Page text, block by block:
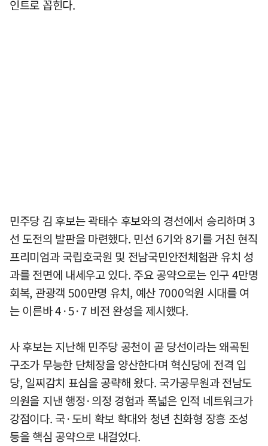
인트로 꼽힌다.
민주당 김 후보는 곽태수 후보와의 경선에서 승리하며 3
선 도전의 발판을 마련했다. 민선 6기와 8기를 거친 현직
프리미엄과 국립호국원 및 전남국민안전체험관 유치 성
과를 전면에 내세우고 있다. 주요 공약으로는 인구 4만명
회복, 관광객 500만명 유치, 예산 7000억원 시대를 여
는 이른바 4·5·7 비전 완성을 제시했다.
사 후보는 지난해 민주당 공천이 곧 당선이라는 왜곡된
구조가 무능한 단체장을 양산한다며 혁신당에 전격 입
당, 일찌감치 표심을 공략해 왔다. 국가공무원과 전남도
의원을 지낸 행정·의정 경험과 폭넓은 인적 네트워크가
강점이다. 국·도비 확보 확대와 청년 친화형 장흥 조성
등을 핵심 공약으로 내걸었다.